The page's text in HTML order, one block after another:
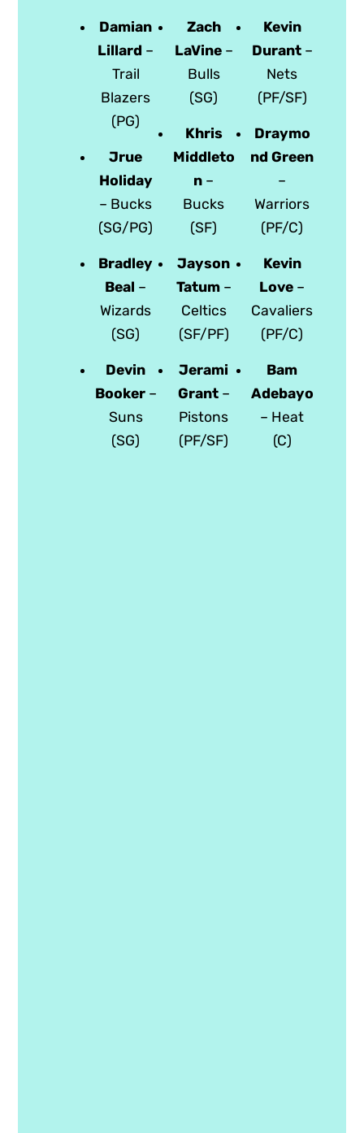
Damian
Lillard –
Trail
Blazers
(PG)
Jrue
Holiday
– Bucks
(SG/PG)
Bradley
Beal –
Wizards
(SG)
Devin
Booker–
Suns
(SG)
Zach
LaVine–
Bulls
(SG)
Khris
Middleto
n –
Bucks
(SF)
Jayson
Tatum–
Celtics
(SF/PF)
Jerami
Grant–
Pistons
(PF/SF)
Kevin
Durant–
Nets
(PF/SF)
Draymo
nd Green
–
Warriors
(PF/C)
Kevin
Love –
Cavaliers
(PF/C)
Bam
Adebayo
– Heat
(C)